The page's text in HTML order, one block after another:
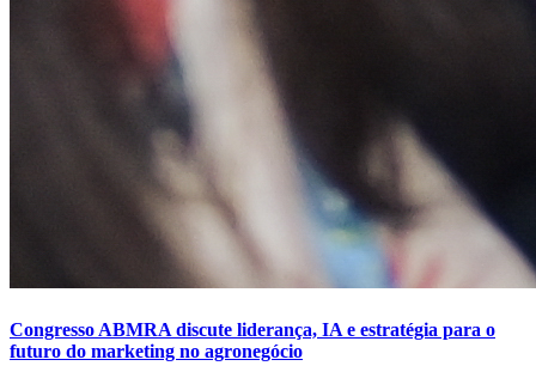
Congresso ABMRA discute liderança, IA e estratégia para o
futuro do marketing no agronegócio